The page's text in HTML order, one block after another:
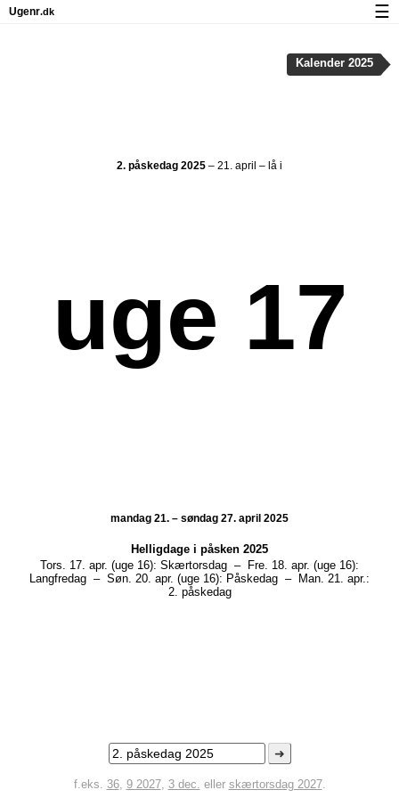
2. påskedag 2025 – 21. april – lå i
uge 17
mandag 21. – søndag 27. april 2025
Helligdage i påsken 2025
Tors. 17. apr. (uge 16): Skærtorsdag – Fre. 18. apr. (uge 16):
Langfredag – Søn. 20. apr. (uge 16): Påskedag – Man. 21. apr.:
2. påskedag
➜
f.eks. 36, 9 2027, 3 dec. eller skærtorsdag 2027.
Kalender 2025
Ugenr.dk
Privatliv og cookies
☰